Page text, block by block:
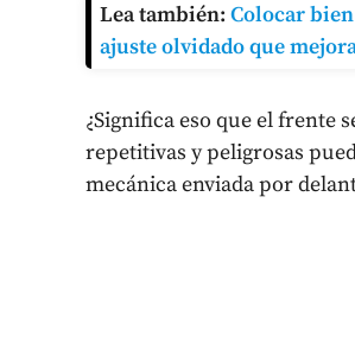
Lea también: Colocar
ajuste olvidado que
¿Significa eso que el frente
repetitivas y peligrosas
mecánica enviada por